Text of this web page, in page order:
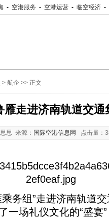
- 空港服务 - 空港运营 - 临空经济 -
> 航企 >> 正文
雁走进济南轨道交通
思 来源： 国际空港信息网 点击量：
组”走进济南轨道交
一场礼仪文化的“盛宴